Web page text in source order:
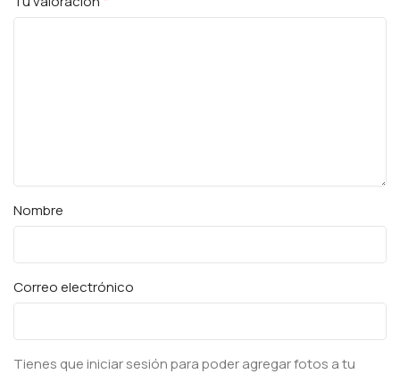
Nombre
Correo electrónico
Tienes que iniciar sesión para poder agregar fotos a tu